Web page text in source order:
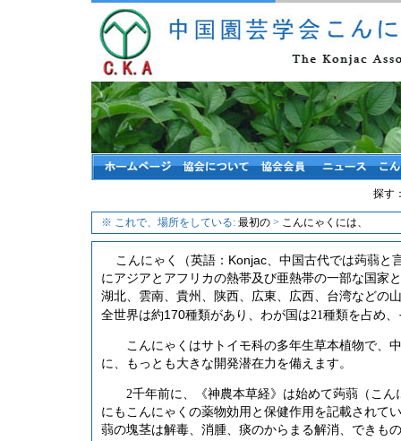
探す
※ これで、場所をしている: 最初の > こんにゃくには、
こんにゃく （英語 ： Konjac、中国古代では蒟蒻 と
にアジアとアフリカの熱帯及び亜熱帯の一部な国家
湖北、 雲南、 貴州 、陕西、 広東、 広西、台湾などの
全世界は約170種類があり、わが国は21種類を占め
こんにゃくはサトイモ科の多年生草本植物で、
に、もっとも大きな開発潜在力を備えます。
2千年前に、 《神農本草経》 は始めて蒟蒻（こん
にもこんにゃくの薬物効用と保健作用を記載されて
蒻の塊茎は解毒、消腫、痰のからまる解消、できも